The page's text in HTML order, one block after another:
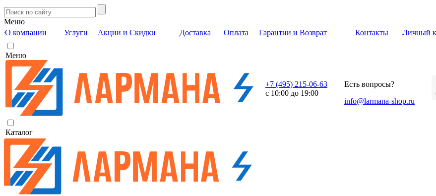
Меню
О компании
Услуги Акции и Скидки Доставка Оплата Гарантии и Возврат Контакты Личный
Меню
Каталог
+7 (495) 215-06-63
с 10:00 до 19:00
Есть вопросы?
info@larmana-shop.ru